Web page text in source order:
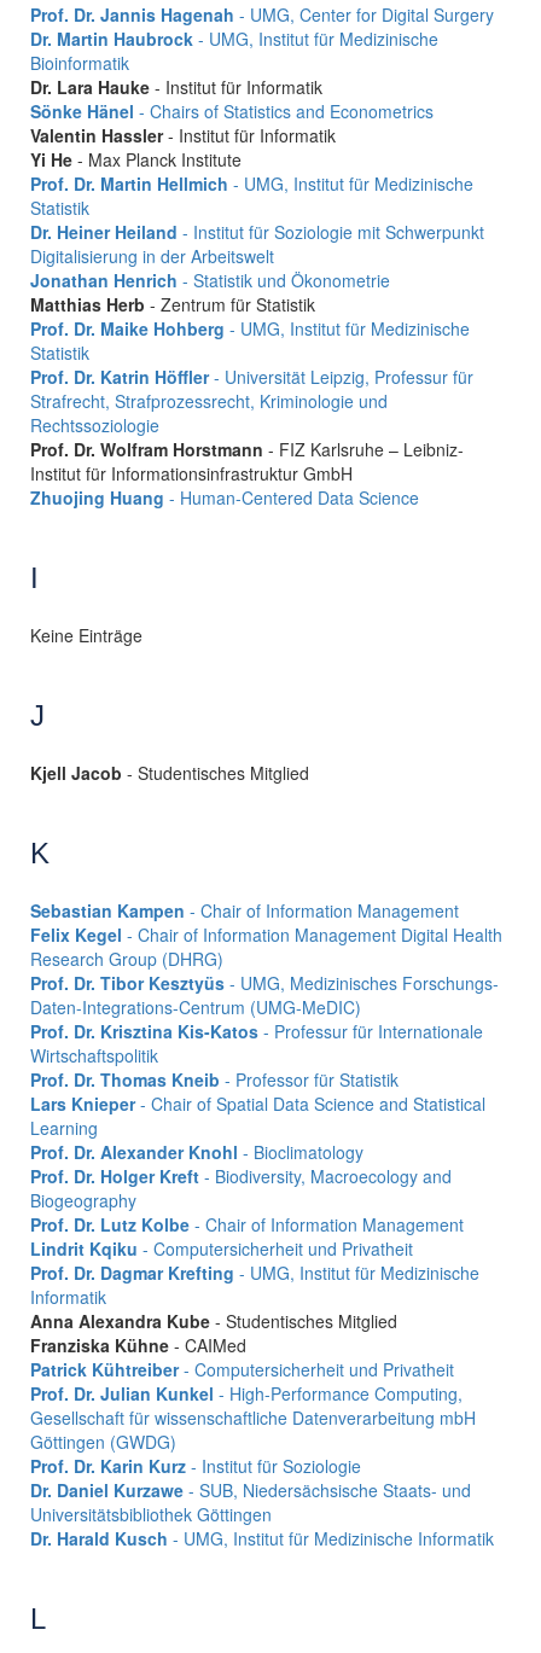
Prof. Dr. Jannis Hagenah - UMG, Center for Digital Surgery
Dr. Martin Haubrock - UMG, Institut für Medizinische
Bioinformatik
Dr. Lara Hauke - Institut für Informatik
Sönke Hänel - Chairs of Statistics and Econometrics
Valentin Hassler- Institut für Informatik
Yi He - Max Planck Institute
Prof. Dr. Martin Hellmich - UMG, Institut für Medizinische
Statistik
Dr. Heiner Heiland - Institut für Soziologie mit Schwerpunkt
Digitalisierung in der Arbeitswelt
Jonathan Henrich - Statistik und Ökonometrie
Matthias Herb - Zentrum für Statistik
Prof. Dr. Maike Hohberg - UMG, Institut für Medizinische
Statistik
Prof. Dr. Katrin Höffler- Universität Leipzig, Professur für
Strafrecht, Strafprozessrecht, Kriminologie und
Rechtssoziologie
Prof. Dr. Wolfram Horstmann - FIZ Karlsruhe – Leibniz-
Institut für Informationsinfrastruktur GmbH
Zhuojing Huang - Human-Centered Data Science
I
Keine Einträge
J
Kjell Jacob - Studentisches Mitglied
K
Sebastian Kampen - Chair of Information Management
Felix Kegel - Chair of Information Management Digital Health
Research Group (DHRG)
Prof. Dr. Tibor Kesztyüs - UMG, Medizinisches Forschungs-
Daten-Integrations-Centrum (UMG-MeDIC)
Prof. Dr. Krisztina Kis-Katos - Professur für Internationale
Wirtschaftspolitik
Prof. Dr. Thomas Kneib - Professor für Statistik
Lars Knieper- Chair of Spatial Data Science and Statistical
Learning
Prof. Dr. Alexander Knohl - Bioclimatology
Prof. Dr. Holger Kreft - Biodiversity, Macroecology and
Biogeography
Prof. Dr. Lutz Kolbe - Chair of Information Management
Lindrit Kqiku - Computersicherheit und Privatheit
Prof. Dr. Dagmar Krefting - UMG, Institut für Medizinische
Informatik
Anna Alexandra Kube - Studentisches Mitglied
Franziska Kühne - CAIMed
Patrick Kühtreiber- Computersicherheit und Privatheit
Prof. Dr. Julian Kunkel - High-Performance Computing,
Gesellschaft für wissenschaftliche Datenverarbeitung mbH
Göttingen (GWDG)
Prof. Dr. Karin Kurz - Institut für Soziologie
Dr. Daniel Kurzawe - SUB, Niedersächsische Staats- und
Universitätsbibliothek Göttingen
Dr. Harald Kusch - UMG, Institut für Medizinische Informatik
L